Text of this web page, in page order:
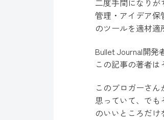
二度手間になり
管理・アイデア保
のツールを適材適
Bullet Journal開発
この記事の著者は
このブロガーさ
思っていて、で
のいいところだけ